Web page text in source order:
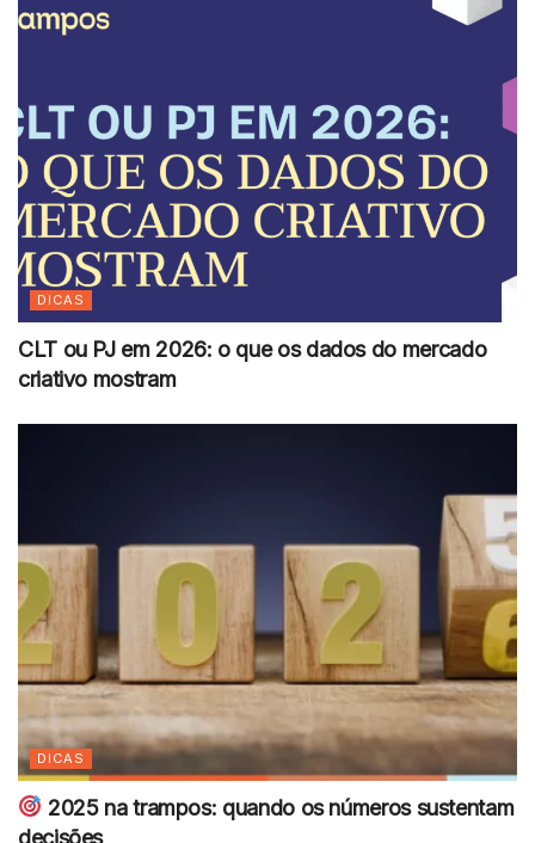
DICAS
CLT ou PJ em 2026: o que os dados do mercado
criativo mostram
DICAS
2025 na trampos: quando os números sustentam
decisões